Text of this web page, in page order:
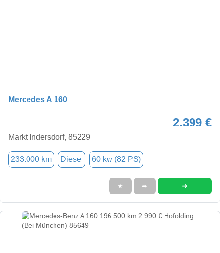
Mercedes A 160
2.399 €
Markt Indersdorf, 85229
233.000 km Diesel 60 kw (82 PS)
★ ➦ ➜